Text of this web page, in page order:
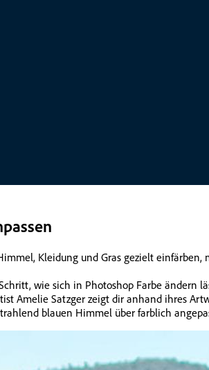
Kleidung und Gras gezielt
wie sich in Photoshop Farbe
Amelie Satzger zeigt dir anhand ihres
blauen Himmel über farblich